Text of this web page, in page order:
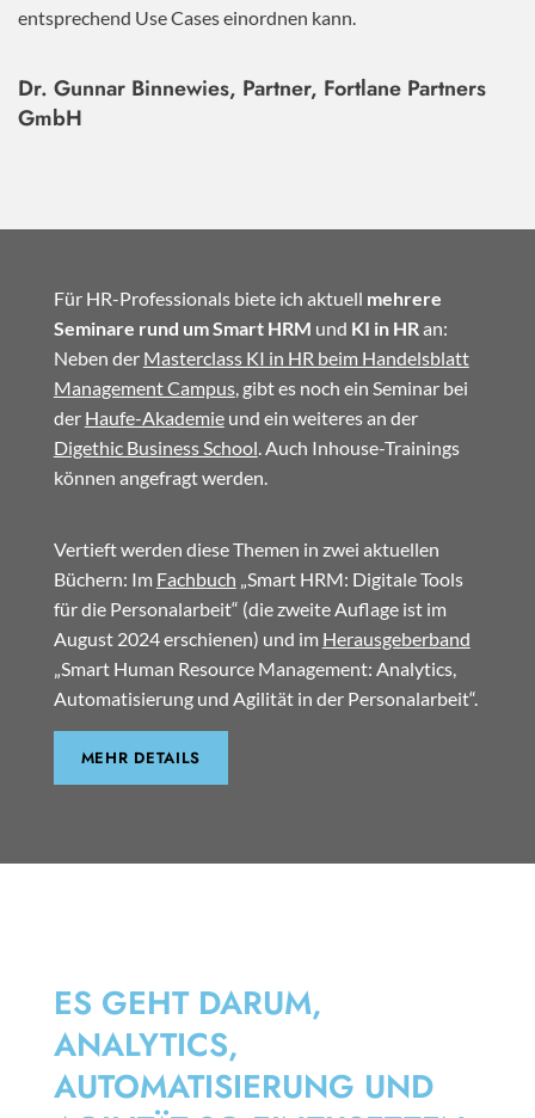
entsprechend Use Cases einordnen kann.
Dr. Gunnar Binnewies, Partner, Fortlane Partners
GmbH
Für HR-Professionals biete ich aktuell mehrere
Seminare rund um Smart HRM und KI in HR an:
Neben der Masterclass KI in HR beim Handelsblatt
Management Campus, gibt es noch ein Seminar bei
der Haufe-Akademieund ein weiteres an der
Digethic Business School . Auch Inhouse-Trainings
können angefragt werden.
Vertieft werden diese Themen in zwei aktuellen
Büchern: Im Fachbuch „Smart HRM: Digitale Tools
für die Personalarbeit“ (die zweite Auflage ist im
August 2024 erschienen) und im Herausgeberband
„Smart Human Resource Management: Analytics,
Automatisierung und Agilität in der Personalarbeit“.
MEHR DETAILS
ES GEHT DARUM,
ANALYTICS,
AUTOMATISIERUNG UND